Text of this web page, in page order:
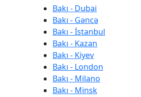
Bakı - Dubai
Bakı - Gəncə
Bakı - İstanbul
Bakı - Kazan
Bakı - Kiyev
Bakı - London
Bakı - Milano
Bakı - Minsk